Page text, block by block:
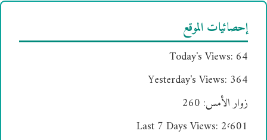
إحصائيات الموقع
Today's Views: 64
Yesterday's Views: 364
زوار الأمس: 260
Last 7 Days Views: 2٬601